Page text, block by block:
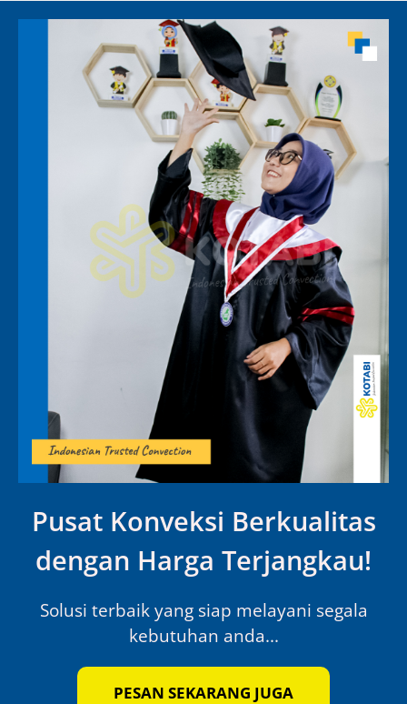
Pusat Konveksi Berkualitas
dengan Harga Terjangkau!
Solusi terbaik yang siap melayani segala
kebutuhan anda...
PESAN SEKARANG JUGA